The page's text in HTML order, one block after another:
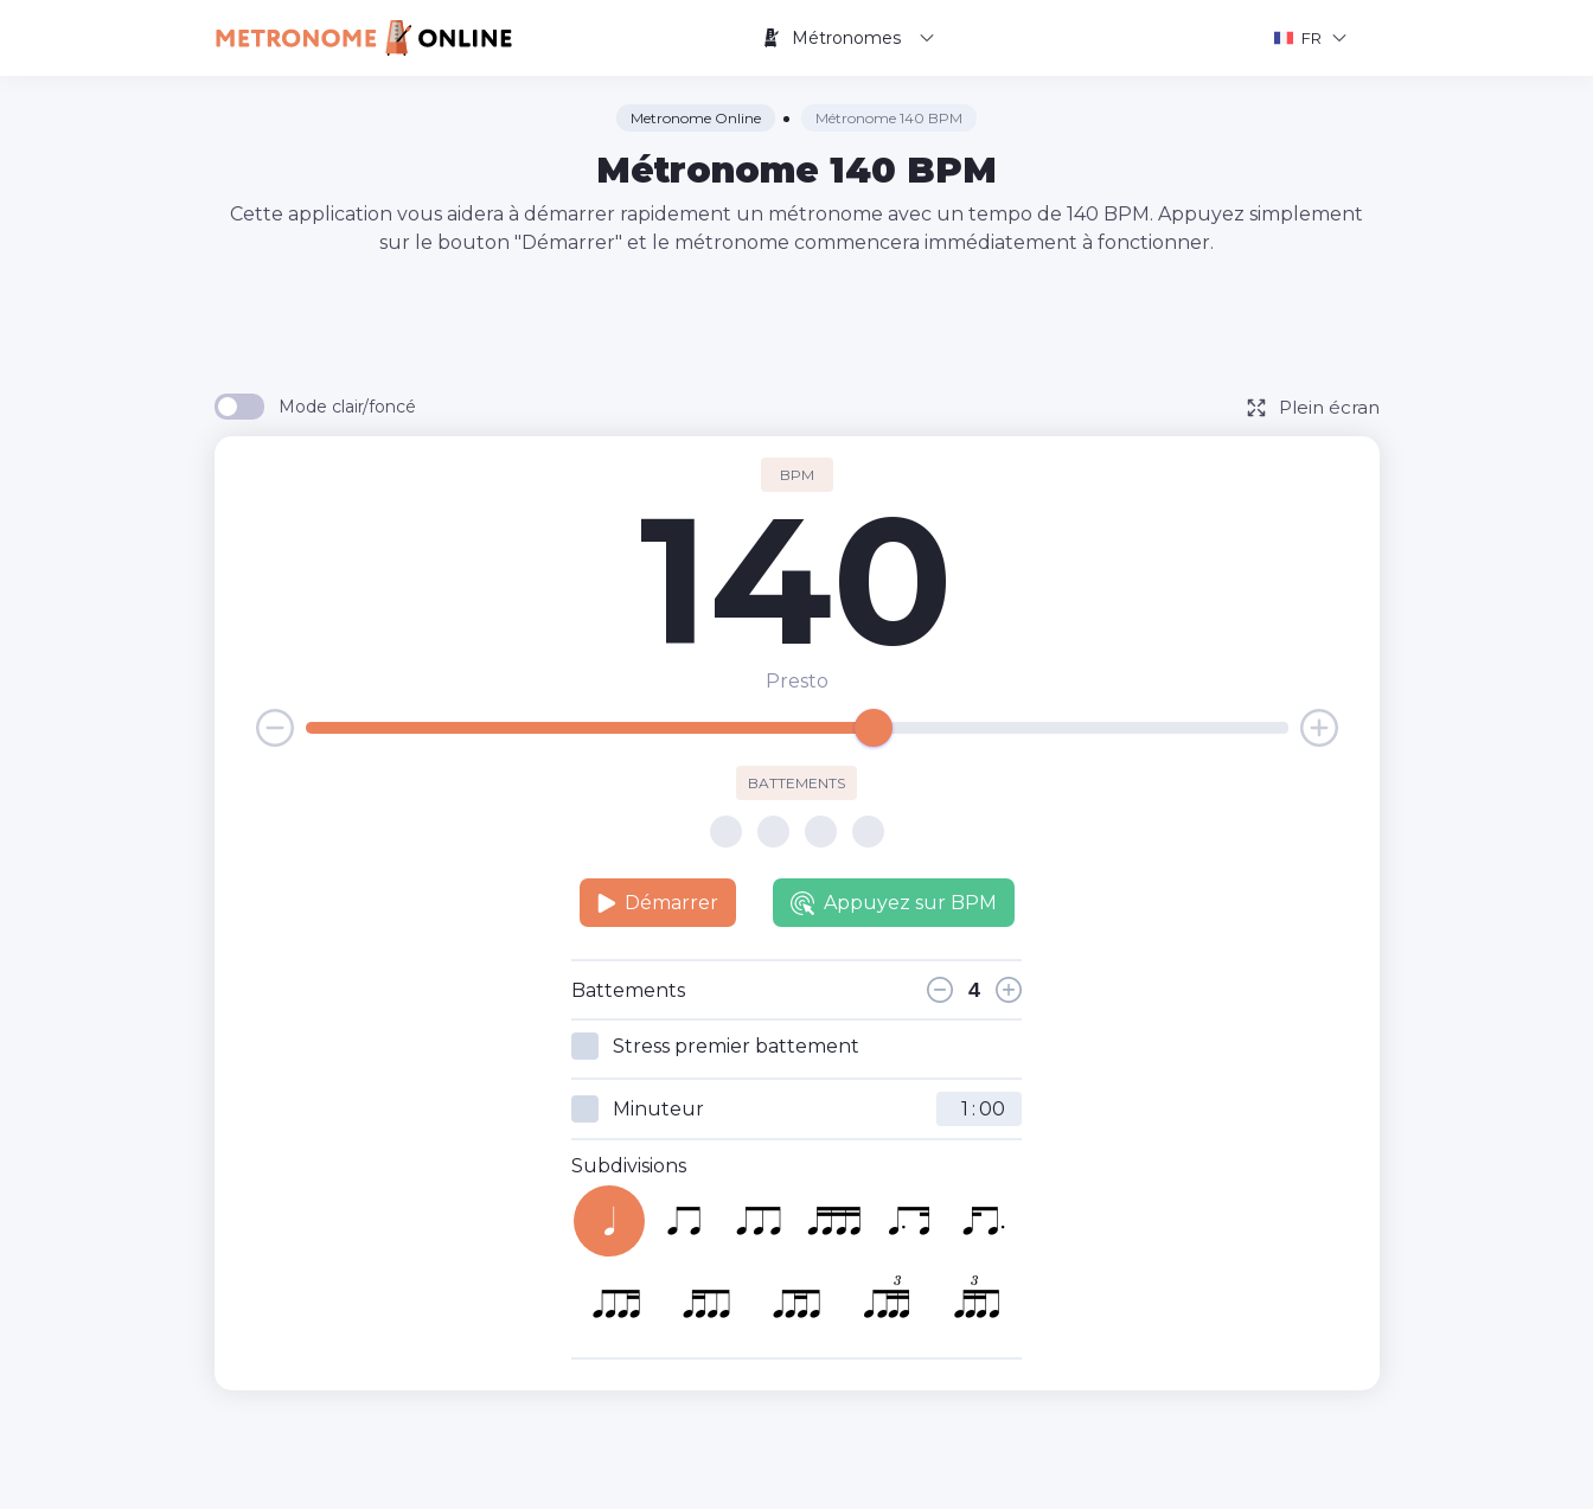
Métronomes FR
Metronome Online Métronome 140 BPM
Métronome 140 BPM
Cette application vous aidera à démarrer rapidement un métronome avec un tempo de 140 BPM. Appuyez simplement
sur le bouton "Démarrer" et le métronome commencera immédiatement à fonctionner.
Mode clair/foncé Plein écran
BPM
140
Presto
BATTEMENTS
Démarrer Appuyez sur BPM
Battements
Stress premier battement
Minuteur :
Subdivisions